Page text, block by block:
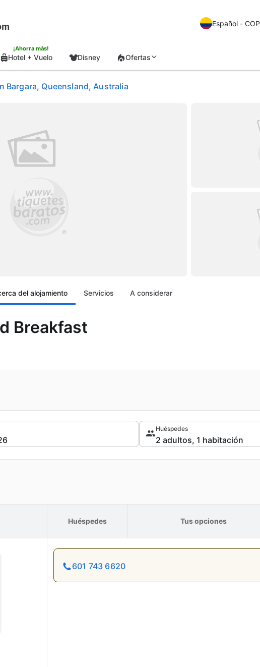
Español - COP
¡Ahorra más!
Hotel + Vuelo Disney Ofertas
Bargara, Queensland, Australia
del alojamiento Servicios A considerar
Breakfast
Huéspedes
Huéspedes Tus opciones
601 743 6620